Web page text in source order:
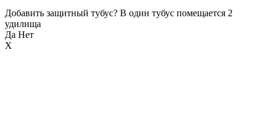
Добавить защитный тубус? В один тубус помещается 2
удилища
Да Нет
X